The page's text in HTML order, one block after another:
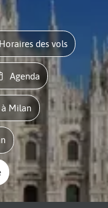
Horaires des vols
Agenda
à Milan